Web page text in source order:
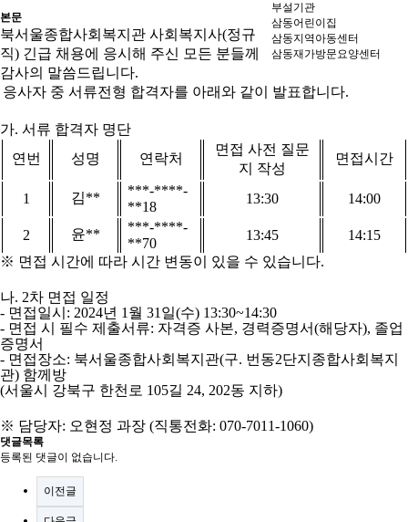
부설기관
삼동어린이집
삼동지역아동센터
삼동재가방문요양센터
본문
북서울종합사회복지관 사회복지사(정규
직) 긴급 채용에 응시해 주신 모든 분들께
감사의 말씀드립니다.
응사자 중 서류전형 합격자를 아래와 같이 발표합니다.
가. 서류 합격자 명단
연번
성명 연락처
면접 사전 질문
지 작성
면접시간
1 김**
***-****-
**18
13:30 14:00
2 윤**
***-****-
**70
13:45
14:15
※ 면접 시간에 따라 시간 변동이 있을 수 있습니다.
나. 2차 면접 일정
- 면접일시 : 2024년 1 월 31 일(수) 13:30~14:30
- 면접 시 필수 제출서류: 자격증 사본, 경력증명서(해당자), 졸업
증명서
- 면접장소: 북서울종합사회복지관(구. 번동2단지종합사회복지
관) 함께방
(서울시 강북구 한천로 105길 24, 202동 지하)
※ 담당자: 오현정 과장 (직통전화: 070-7011-1060)
댓글목록
등록된 댓글이 없습니다.
이전글